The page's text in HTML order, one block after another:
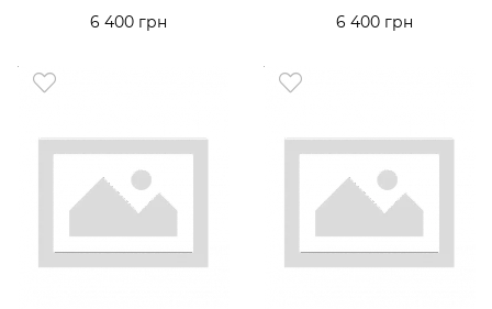
6 400 грн 6 400 грн